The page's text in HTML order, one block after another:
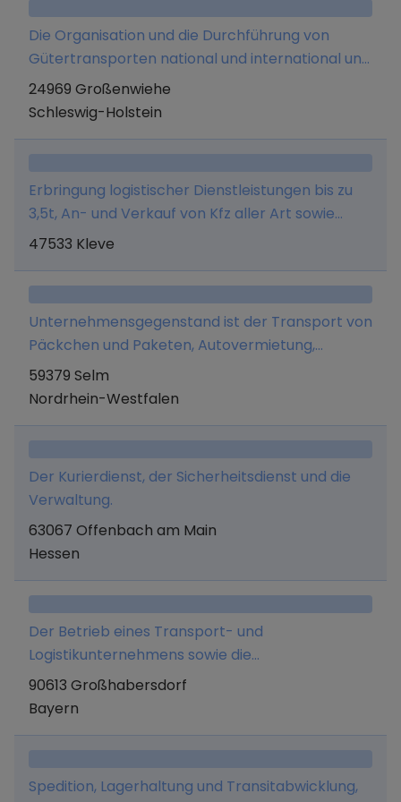
Die Organisation und die Durchführung von
Gütertransporten national und international und
Logistik.
24969 Großenwiehe
Schleswig-Holstein
Erbringung logistischer Dienstleistungen bis zu
3,5t, An- und Verkauf von Kfz aller Art sowie
Import und Export freier Güter und aller damit
Tätigkeiten
47533 Kleve
Unternehmensgegenstand ist der Transport von
Päckchen und Paketen, Autovermietung,
Autoaufbereitung, Aufstellen von
Elektrokleingeräten (steckerfertiges
59379 Selm
Nordrhein-Westfalen
Der Kurierdienst, der Sicherheitsdienst und die
Verwaltung.
63067 Offenbach am Main
Hessen
Der Betrieb eines Transport- und
Logistikunternehmens sowie die
Fahrzeugvermietung an Selbstfahrer.
90613 Großhabersdorf
Bayern
Spedition, Lagerhaltung und Transitabwicklung,